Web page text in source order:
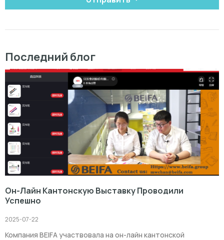
Последний блог
Он-Лайн Кантонскую Выставку Проводили
Успешно
2025-07-22
Компания BEIFA участвовала на он-лайн кантонской